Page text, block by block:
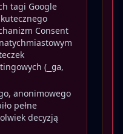
tagi Google
Consent
( _ga,
anonimowego
pełne
decyzją